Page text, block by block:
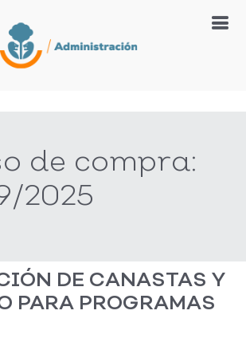
de compra:
2025
DE CANASTAS Y
PARA PROGRAMAS